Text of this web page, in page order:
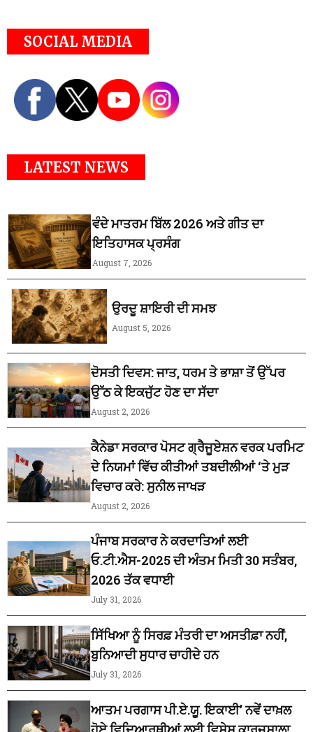
SOCIAL MEDIA
LATEST NEWS
ਵੰਦੇ ਮਾਤਰਮ ਬਿੱਲ 2026 ਅਤੇ ਗੀਤ ਦਾ
ਇਤਿਹਾਸਕ ਪ੍ਰਸੰਗ
August 7, 2026
ਉਰਦੂ ਸ਼ਾਇਰੀ ਦੀ ਸਮਝ
August 5, 2026
ਦੋਸਤੀ ਦਿਵਸ: ਜਾਤ, ਧਰਮ ਤੇ ਭਾਸ਼ਾ ਤੋਂ ਉੱਪਰ
ਉੱਠ ਕੇ ਇਕਜੁੱਟ ਹੋਣ ਦਾ ਸੱਦਾ
August 2, 2026
ਕੈਨੇਡਾ ਸਰਕਾਰ ਪੋਸਟ ਗ੍ਰੈਜੂਏਸ਼ਨ ਵਰਕ ਪਰਮਿਟ
ਦੇ ਨਿਯਮਾਂ ਵਿੱਚ ਕੀਤੀਆਂ ਤਬਦੀਲੀਆਂ ‘ਤੇ ਮੁੜ
ਵਿਚਾਰ ਕਰੇ: ਸੁਨੀਲ ਜਾਖੜ
August 2, 2026
ਪੰਜਾਬ ਸਰਕਾਰ ਨੇ ਕਰਦਾਤਿਆਂ ਲਈ
ਓ.ਟੀ.ਐਸ-2025 ਦੀ ਅੰਤਮ ਮਿਤੀ 30 ਸਤੰਬਰ,
2026 ਤੱਕ ਵਧਾਈ
July 31, 2026
ਸਿੱਖਿਆ ਨੂੰ ਸਿਰਫ਼ ਮੰਤਰੀ ਦਾ ਅਸਤੀਫ਼ਾ ਨਹੀਂ,
ਬੁਨਿਆਦੀ ਸੁਧਾਰ ਚਾਹੀਦੇ ਹਨ
July 31, 2026
ਆਤਮ ਪਰਗਾਸ ਪੀ.ਏ.ਯੂ. ਇਕਾਈ’ ਨਵੇਂ ਦਾਖ਼ਲ